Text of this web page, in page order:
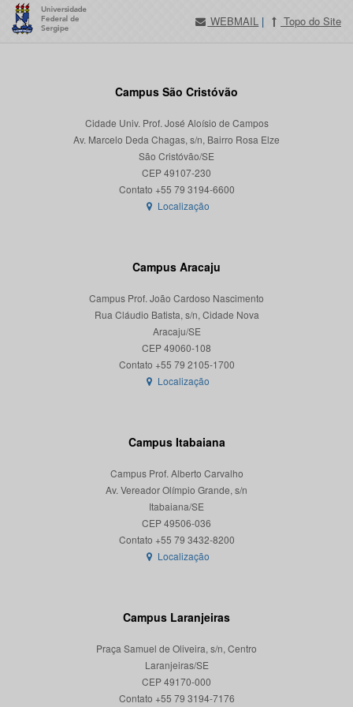
WEBMAIL | Topo do Site
Campus São Cristóvão
Cidade Univ. Prof. José Aloísio de Campos
Av. Marcelo Deda Chagas, s/n, Bairro Rosa Elze
São Cristóvão/SE
CEP 49107-230
Localização
Campus Aracaju
Campus Prof. João Cardoso Nascimento
Rua Cláudio Batista, s/n, Cidade Nova
Aracaju/SE
CEP 49060-108
Localização
Campus Itabaiana
Campus Prof. Alberto Carvalho
Av. Vereador Olímpio Grande, s/n
Itabaiana/SE
CEP 49506-036
Localização
Campus Laranjeiras
Praça Samuel de Oliveira, s/n, Centro
Laranjeiras/SE
CEP 49170-000